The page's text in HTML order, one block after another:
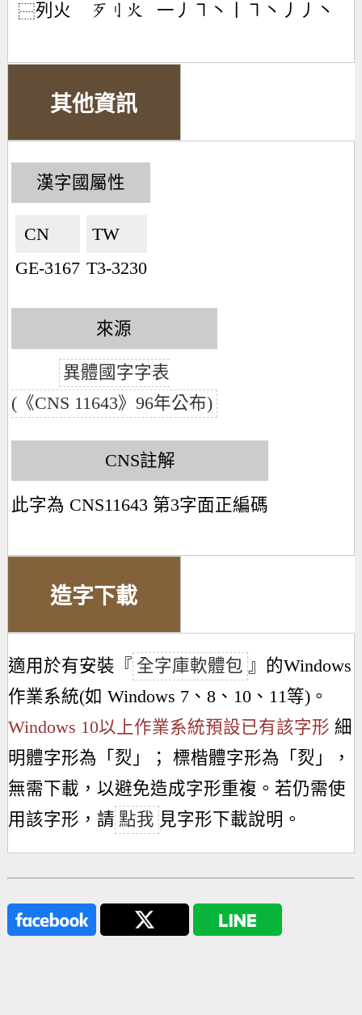
⿱列火 󶃂󶁑󶃸 一丿㇕丶丨㇕丶丿丿丶
其他資訊
漢字國屬性
CN🇨🇳
GE-3167
TW🇹🇼
T3-3230
來源
異體國字字表
(《CNS 11643》96年公布)
CNS註解
此字為 CNS11643 第3字面正編碼
造字下載
適用於有安裝『 全字庫軟體包 』的Windows
作業系統(如 Windows 7、8、10、11等)。
Windows 10以上作業系統預設已有該字形 細
明體字形為「 烮 」； 標楷體字形為「 烮 」，
無需下載，以避免造成字形重複。若仍需使
用該字形，請 點我 見字形下載說明。